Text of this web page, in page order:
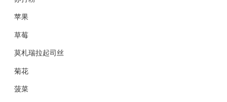
苹果
草莓
莫札瑞拉起司丝
菊花
菠菜